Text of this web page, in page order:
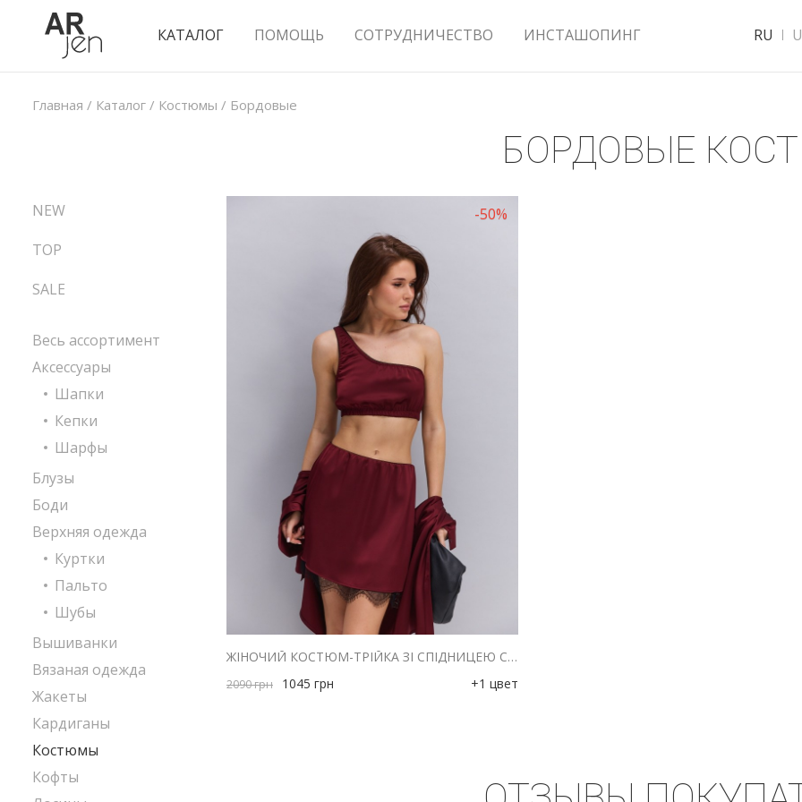
КАТАЛОГ ПОМОЩЬ СОТРУДНИЧЕСТВО ИНСТАШОПИНГ RU
Главная / Каталог / Костюмы / Бордовые
БОРДОВЫЕ
-50%
ЖІНОЧИЙ КОСТЮМ-ТРІЙКА ЗІ СПІДНИЦЕЮ САТИНОВИЙ БОРДОВОГО КОЛЬОРУ
2090грн 1045 грн +1 цвет
NEW
TOP
SALE
Весь ассортимент
Аксессуары
Шапки
Кепки
Шарфы
Блузы
Боди
Верхняя одежда
Куртки
Пальто
Шубы
Вышиванки
Вязаная одежда
Жакеты
Кардиганы
Костюмы
Кофты